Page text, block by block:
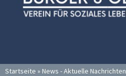
Startseite » News - Aktuelle Nachrichten